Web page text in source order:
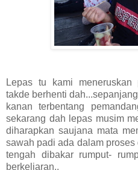
Lepas tu kami
takde berhenti
kanan terbentang
sekarang dah lepas musim
diharapkan saujana mata
sawah padi ada dalam
tengah dibakar rumput-
berkeliaran..